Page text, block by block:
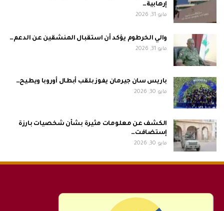
إرهابية…
مايو 31, 2026
والي الخرطوم يؤكد أن استقبال المنشقين عن الدعم…
مايو 31, 2026
باريس سان جيرمان يفوز بلقب أبطال أوروبا ويطيح…
مايو 30, 2026
الكشف عن معلومات مثيرة بشأن شخصيات بارزة
إستضافت…
مايو 30, 2026